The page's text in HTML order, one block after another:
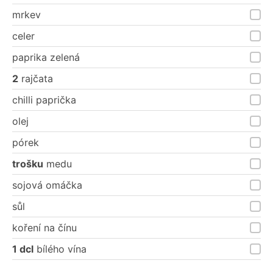
mrkev
celer
paprika zelená
2 rajčata
chilli paprička
olej
pórek
trošku medu
sojová omáčka
sůl
koření na čínu
1 dcl bílého vína